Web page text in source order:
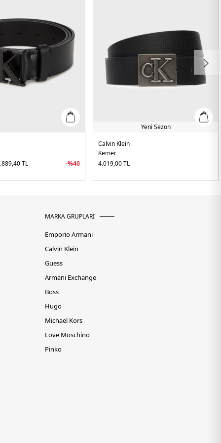
TL -%40
Yeni Sezon
Calvin Klein
Kemer
4.019,00TL
MARKA GRUPLARI
Emporio Armani
Calvin Klein
Guess
Armani Exchange
Boss
Hugo
Michael Kors
Love Moschino
Pinko